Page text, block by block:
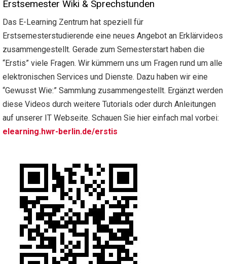
Erstsemester Wiki & Sprechstunden
Das E-Learning Zentrum hat speziell für
Erstsemesterstudierende eine neues Angebot an Erklärvideos
zusammengestellt. Gerade zum Semesterstart haben die
“Erstis” viele Fragen. Wir kümmern uns um Fragen rund um alle
elektronischen Services und Dienste. Dazu haben wir eine
“Gewusst Wie:” Sammlung zusammengestellt. Ergänzt werden
diese Videos durch weitere Tutorials oder durch Anleitungen
auf unserer IT Webseite. Schauen Sie hier einfach mal vorbei:
elearning.hwr-berlin.de/erstis